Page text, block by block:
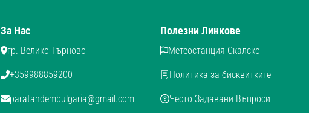
За Нас
гр. Велико Търново
+359988859200
paratandembulgaria@gmail.com
Полезни Линкове
Метеостанция Скалско
Политика за бисквитките
Често Задавани Въпроси